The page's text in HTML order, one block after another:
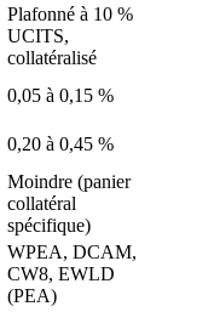
Plafonné à 10 %
UCITS,
collatéralisé
0,05 à 0,15 %
0,20 à 0,45 %
Moindre (panier
collatéral
spécifique)
WPEA, DCAM,
CW8, EWLD
(PEA)